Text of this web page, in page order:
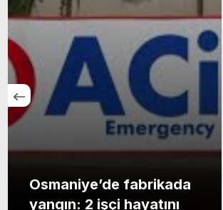
Osmaniye’de fabrikada
yangın: 2 işçi hayatını